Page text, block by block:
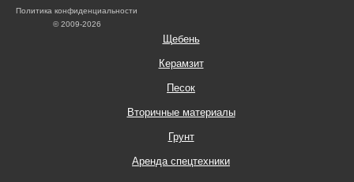
Политика конфиденциальности
© 2009-2026
Щебень
Керамзит
Песок
Вторичные материалы
Грунт
Аренда спецтехники